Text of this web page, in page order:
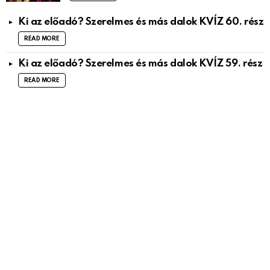
Ki az előadó? Szerelmes és más dalok KVÍZ 60. rész
READ MORE
Ki az előadó? Szerelmes és más dalok KVÍZ 59. rész
READ MORE